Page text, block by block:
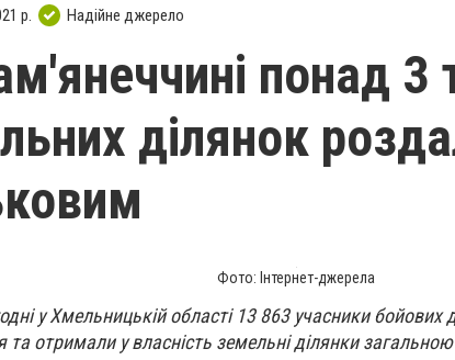
р. Надійне джерело
понад 3
ділянок
Фото: Інтернет-джерела
у Хмельницькій області 13 863 учасники бойових
отримали у власність земельні ділянки